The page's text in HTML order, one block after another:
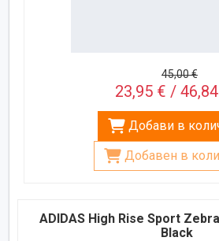
45,00 €
23,95 € /
Добави в
Добавен в
ADIDAS High Rise Sport
Black